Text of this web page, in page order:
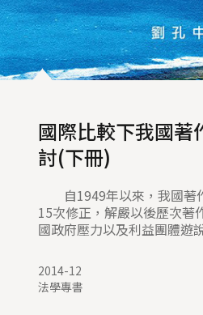
國際比較下我國著
討(下冊)
自1949年以來，我國著
15次修正，解嚴以後歷次著
國政府壓力以及利益團體遊
加強著作權保護範圍、延長
償責任以及刑事處罰。再者
系化，除著作權法外，還有
2014-12
法學專書